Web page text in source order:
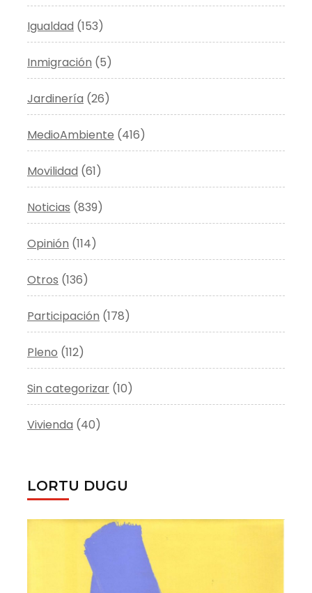
Igualdad (153)
Inmigración (5)
Jardinería (26)
MedioAmbiente (416)
Movilidad (61)
Noticias (839)
Opinión (114)
Otros (136)
Participación (178)
Pleno (112)
Sin categorizar (10)
Vivienda (40)
LORTU DUGU